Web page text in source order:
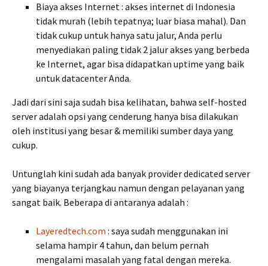
Biaya akses Internet : akses internet di Indonesia
tidak murah (lebih tepatnya; luar biasa mahal). Dan
tidak cukup untuk hanya satu jalur, Anda perlu
menyediakan paling tidak 2 jalur akses yang berbeda
ke Internet, agar bisa didapatkan uptime yang baik
untuk datacenter Anda.
Jadi dari sini saja sudah bisa kelihatan, bahwa self-hosted
server adalah opsi yang cenderung hanya bisa dilakukan
oleh institusi yang besar & memiliki sumber daya yang
cukup.
Untunglah kini sudah ada banyak provider dedicated server
yang biayanya terjangkau namun dengan pelayanan yang
sangat baik. Beberapa di antaranya adalah :
Layeredtech.com : saya sudah menggunakan ini
selama hampir 4 tahun, dan belum pernah
mengalami masalah yang fatal dengan mereka.